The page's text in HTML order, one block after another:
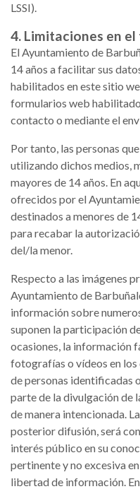
LSSI).
4. Limitaciones en
El Ayuntamiento de
14 años a facilitar sus
habilitados en este sitio
formularios web
contacto o mediante el
Por tanto, las personas
utilizando dichos medios,
mayores de 14 años. En
ofrecidos por el
destinados a menores de
para recabar la
del/la menor.
Respecto a las imágenes
Ayuntamiento de
información sobre
suponen la participación
ocasiones, la información
fotografías o vídeos en los
de personas identificadas
parte de la divulgación de
de manera intencionada.
posterior difusión, será
interés público en su
pertinente y no excesiva
libertad de información.